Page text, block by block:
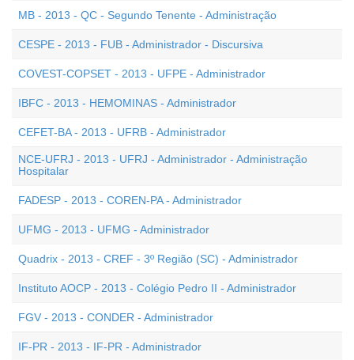
MB - 2013 - QC - Segundo Tenente - Administração
CESPE - 2013 - FUB - Administrador - Discursiva
COVEST-COPSET - 2013 - UFPE - Administrador
IBFC - 2013 - HEMOMINAS - Administrador
CEFET-BA - 2013 - UFRB - Administrador
NCE-UFRJ - 2013 - UFRJ - Administrador - Administração
Hospitalar
FADESP - 2013 - COREN-PA - Administrador
UFMG - 2013 - UFMG - Administrador
Quadrix - 2013 - CREF - 3º Região (SC) - Administrador
Instituto AOCP - 2013 - Colégio Pedro II - Administrador
FGV - 2013 - CONDER - Administrador
IF-PR - 2013 - IF-PR - Administrador